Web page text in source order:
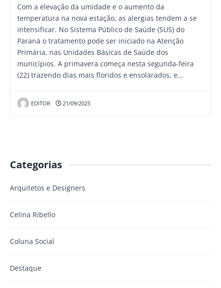
Com a elevação da umidade e o aumento da
temperatura na nova estação, as alergias tendem a se
intensificar. No Sistema Público de Saúde (SUS) do
Paraná o tratamento pode ser iniciado na Atenção
Primária, nas Unidades Básicas de Saúde dos
municípios. A primavera começa nesta segunda-feira
(22) trazendo dias mais floridos e ensolarados, e…
EDITOR 21/09/2025
Categorias
Arquitetos e Designers
Celina Ribello
Coluna Social
Destaque